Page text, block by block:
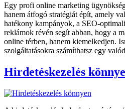
Egy profi online marketing
hanem átfogó stratégiát épít, amely
hatékony kampányok, a SEO-
reklámok révén segít abban, hogy a
online térben, hanem kiemelkedjen.
szolgáltatásokra számíthatsz egy
Hirdetéskezelés